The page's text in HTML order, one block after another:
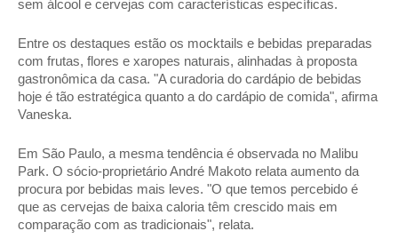
sem álcool e cervejas com características específicas.
Entre os destaques estão os mocktails e bebidas preparadas
com frutas, flores e xaropes naturais, alinhadas à proposta
gastronômica da casa. "A curadoria do cardápio de bebidas
hoje é tão estratégica quanto a do cardápio de comida", afirma
Vaneska.
Em São Paulo, a mesma tendência é observada no Malibu
Park. O sócio-proprietário André Makoto relata aumento da
procura por bebidas mais leves. "O que temos percebido é
que as cervejas de baixa caloria têm crescido mais em
comparação com as tradicionais", relata.